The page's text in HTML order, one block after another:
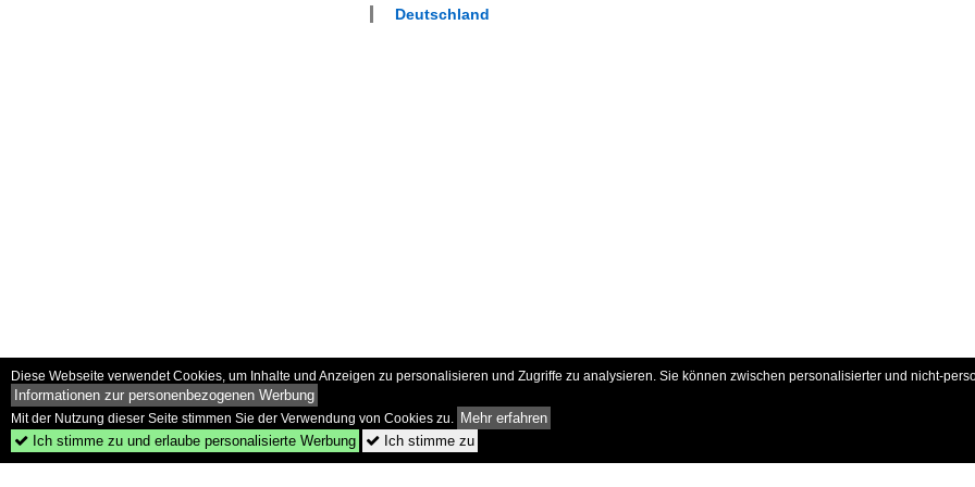
Deutschland
Diese Webseite verwendet Cookies, um Inhalte und Anzeigen zu personalisieren und Zugriffe zu analysieren. Sie können zwischen personalisierter und nicht-
Informationen zur personenbezogenen Werbung
Mit der Nutzung dieser Seite stimmen Sie der Verwendung von Cookies zu. Mehr erfahren
 Ich stimme zu und erlaube personalisierte Werbung  Ich stimme zu